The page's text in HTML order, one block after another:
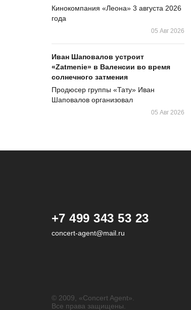
Кинокомпания «Леона» 3 августа 2026
года
05 Авг 2026
Иван Шаповалов устроит
«Zatmenie» в Валенсии во время
солнечного затмения
Продюсер группы «Тату» Иван
Шаповалов организовал
05 Авг 2026
+7 499 343 53 23
concert-agent@mail.ru
© 2009, «Concert Agent».
Все права защищены.